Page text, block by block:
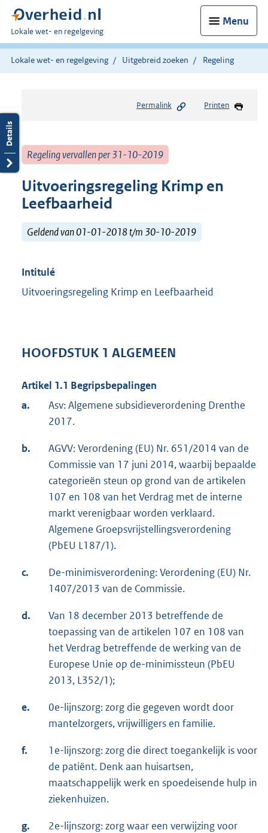
Menu
U
bent
hier:
Lokale wet- en regelgeving
Lokale wet- en regelgeving Uitgebreid zoeken Regeling
Permalink Printen
Regeling vervallen per 31-10-2019
Uitvoeringsregeling Krimp en
Leefbaarheid
Geldend van 01-01-2018 t/m 30-10-2019
Intitulé
Uitvoeringsregeling Krimp en Leefbaarheid
HOOFDSTUK 1 ALGEMEEN
Artikel 1.1 Begripsbepalingen
a.
Asv: Algemene subsidieverordening Drenthe
2017.
b.
AGVV: Verordening (EU) Nr. 651/2014 van de
Commissie van 17 juni 2014, waarbij bepaalde
categorieën steun op grond van de artikelen
107 en 108 van het Verdrag met de interne
markt verenigbaar worden verklaard.
Algemene Groepsvrijstellingsverordening
(PbEU L187/1).
c.
De-minimisverordening: Verordening (EU) Nr.
1407/2013 van de Commissie.
d.
Van 18 december 2013 betreffende de
toepassing van de artikelen 107 en 108 van
het Verdrag betreffende de werking van de
Europese Unie op de-minimissteun (PbEU
2013, L352/1);
e.
0e-lijnszorg: zorg die gegeven wordt door
mantelzorgers, vrijwilligers en familie.
f.
1e-lijnszorg: zorg die direct toegankelijk is voor
de patiënt. Denk aan huisartsen,
maatschappelijk werk en spoedeisende hulp in
ziekenhuizen.
g.
2e-lijnszorg: zorg waar een verwijzing voor